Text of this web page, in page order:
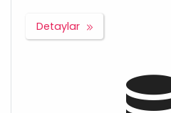
Detaylar